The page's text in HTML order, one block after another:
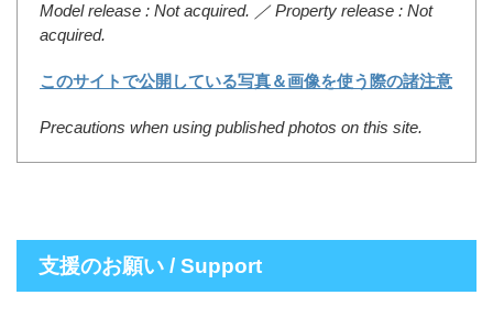
Model release : Not acquired. ／ Property release : Not
acquired.
このサイトで公開している写真＆画像を使う際の諸注意
Precautions when using published photos on this site.
支援のお願い / Support